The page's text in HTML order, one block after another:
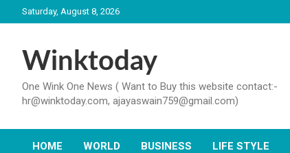
to
Saturday, August 8, 2026
Winktoday
One Wink One News ( Want to Buy this website contact:-
hr@winktoday.com, ajayaswain759@gmail.com)
HOME WORLD BUSINESS LIFE STYLE